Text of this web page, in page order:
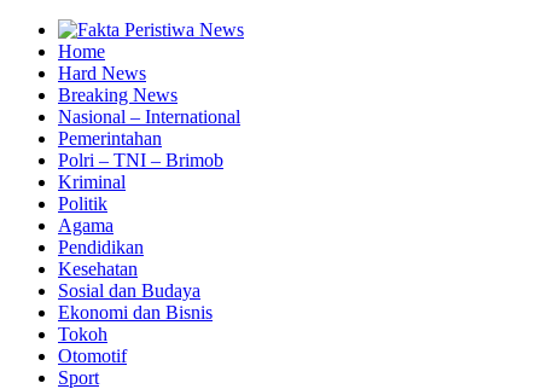
Home
Hard News
Breaking News
Nasional – International
Pemerintahan
Polri – TNI – Brimob
Kriminal
Politik
Agama
Pendidikan
Kesehatan
Sosial dan Budaya
Ekonomi dan Bisnis
Tokoh
Otomotif
Sport